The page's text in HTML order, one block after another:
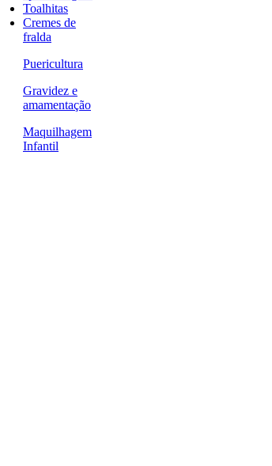
Toalhitas
Cremes de
fralda
Puericultura
Gravidez e
amamentação
Maquilhagem
Infantil